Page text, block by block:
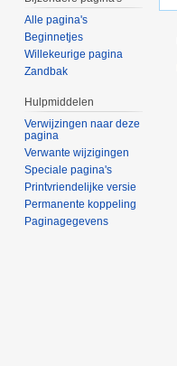
Alle pagina's
Beginnetjes
Willekeurige pagina
Zandbak
Hulpmiddelen
Verwijzingen naar deze
pagina
Verwante wijzigingen
Speciale pagina's
Printvriendelijke versie
Permanente koppeling
Paginagegevens